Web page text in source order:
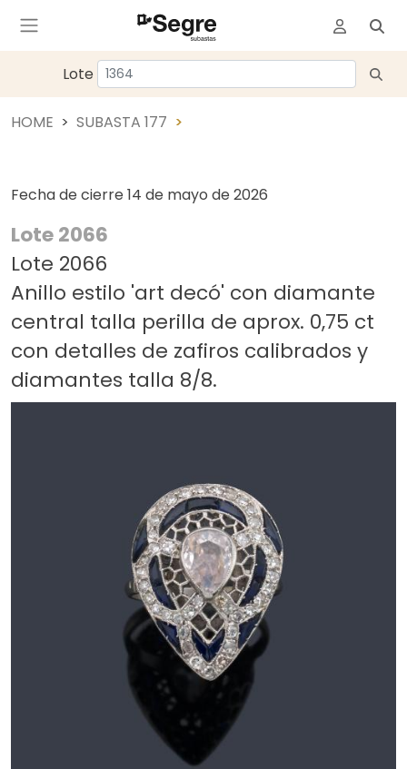
Lote
HOME SUBASTA 177
Fecha de cierre 14 de mayo de 2026
Lote 2066
Lote 2066
Anillo estilo 'art decó' con diamante
central talla perilla de aprox. 0,75 ct
con detalles de zafiros calibrados y
diamantes talla 8/8.